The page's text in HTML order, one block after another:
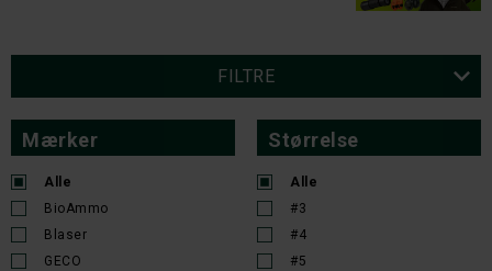
FILTRE
Mærker
Alle
BioAmmo
Blaser
GECO
Størrelse
Alle
#3
#4
#5